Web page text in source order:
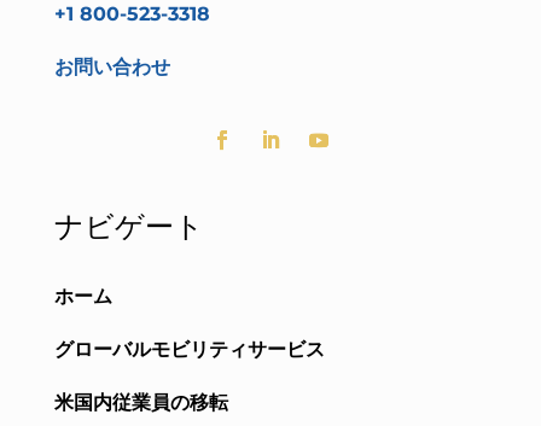
+1 800-523-3318
お問い合わせ
ナビゲート
ホーム
グローバルモビリティサービス
米国内従業員の移転